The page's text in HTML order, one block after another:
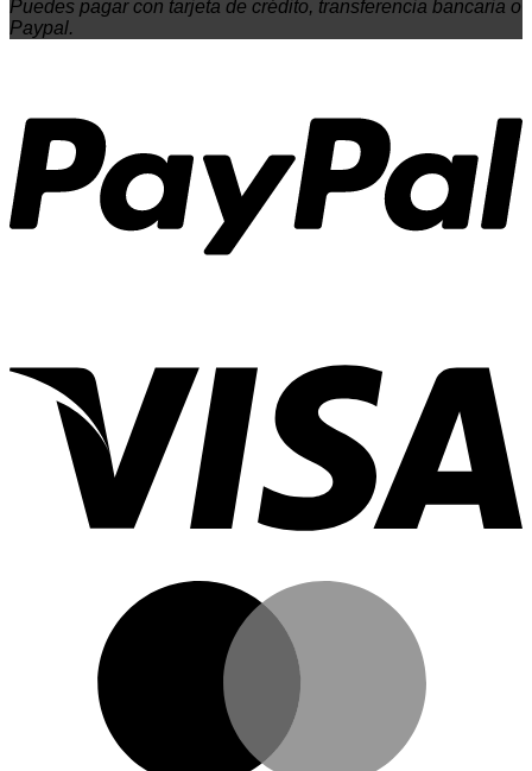
Puedes pagar con tarjeta de crédito, transferencia bancaria o
Paypal.